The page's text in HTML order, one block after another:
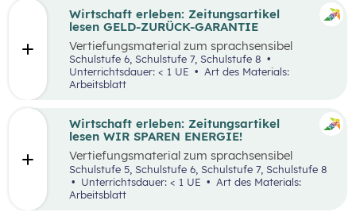
Wirtschaft erleben: Zeitungsartikel
lesen GELD-ZURÜCK-GARANTIE
Vertiefungsmaterial zum sprachsensibel
aufbereiteten Zeitungsartikel “Reich werden
mit Geld-zurück-Garantie?”.
Schulstufe 6, Schulstufe 7, Schulstufe 8
Unterrichtsdauer: < 1 UE
Art des Materials:
Arbeitsblatt
Wirtschaft erleben: Zeitungsartikel
lesen WIR SPAREN ENERGIE!
Vertiefungsmaterial zum sprachsensibel
aufbereiteten Zeitungsartikel “Wir sparen
Energie”.
Schulstufe 5, Schulstufe 6, Schulstufe 7, Schulstufe 8
Unterrichtsdauer: < 1 UE
Arbeitsblatt